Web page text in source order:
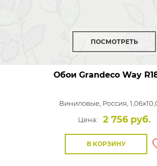
ПОСМОТРЕТЬ
Обои Grandeco Way
Виниловые, Россия,
Цена:
2 756 руб.
В КОРЗИНУ